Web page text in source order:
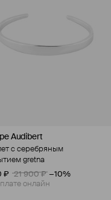
Audibert
с серебряным
gretna
₽
21 900 ₽ −10%
онлайн